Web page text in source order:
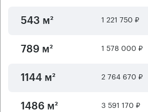
543 м² 1 221 750 ₽
789 м² 1 578 000 ₽
1144 м² 2 764 670 ₽
1486 м² 3 591 170 ₽